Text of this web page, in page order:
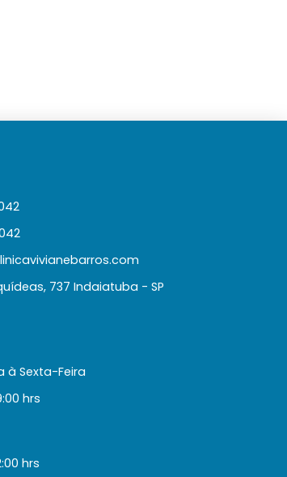
737 Indaiatuba - SP
à Sexta-Feira
hrs
hrs